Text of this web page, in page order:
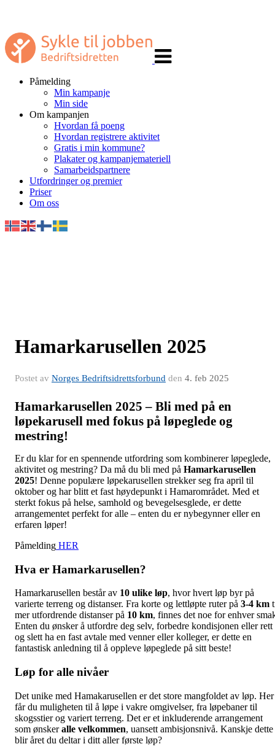
navigasjon
Påmelding
Min kampanje
Min side
Om kampanjen
Hvordan få poeng
Hvordan registrere aktivitet
Gratis i min kommune?
Plakater og kampanjemateriell
Samarbeidspartnere
Utfordringer og premier
Priser
Om oss
Hamarkarusellen 2025
Postet av Norges Bedriftsidrettsforbund den 4. feb 2025
Hamarkarusellen 2025 – Bli med på en
løpekarusell med fokus på løpeglede og
mestring!
Er du klar for en spennende utfordring som kombinerer løpeglede,
aktivitet og mestring? Da må du bli med på Hamarkarusellen
2025! Denne populære løpekarusellen strekker seg fra april til
oktober og har blitt et fast høydepunkt i Hamarområdet. Med et
sterkt fokus på helse, samhold og bevegelsesglede, er dette
arrangementet perfekt for alle – enten du er nybegynner eller en
erfaren løper!
Påmelding HER
Hva er Hamarkarusellen?
Hamarkarusellen består av 10 ulike løp, hvor hvert løp byr på
varierte terreng og distanser. Fra korte og lettløpte ruter på 3-4 km
mer utfordrende distanser på 10 km, finnes det noe for enhver
Enten du ønsker å utfordre deg selv, forbedre kondisjonen eller rett
og slett ha en fast avtale med venner eller kolleger, er dette en
fantastisk anledning til å oppleve løpeglede på sitt beste!
Løp for alle nivåer
Det unike med Hamakarusellen er det store mangfoldet av løp. Her
får du muligheten til å løpe i vakre omgivelser, fra løpebaner til
skogsstier og variert terreng. Det er et inkluderende arrangement
som ønskeralle velkommen, uansett ambisjonsnivå. Kanskje dette
blir året du deltar i ditt aller første løp?